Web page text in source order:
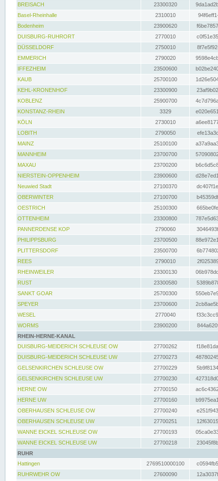
BREISACH
23300320
Basel-Rheinhalle
2310010
Bodenheim
23900620
DUISBURG-RUHRORT
2770010
DÜSSELDORF
2750010
EMMERICH
2790020
IFFEZHEIM
23500600
KAUB
25700100
KEHL-KRONENHOF
23300900
KOBLENZ
25900700
KONSTANZ-RHEIN
3329
KÖLN
2730010
LOBITH
2790050
MAINZ
25100100
MANNHEIM
23700700
MAXAU
23700200
NIERSTEIN-OPPENHEIM
23900600
Neuwied Stadt
27100370
OBERWINTER
27100700
OESTRICH
25100300
OTTENHEIM
23300800
PANNERDENSE KOP
2790060
PHILIPPSBURG
23700500
PLITTERSDORF
23500700
REES
2790010
RHEINWEILER
23300130
RUST
23300580
SANKT GOAR
25700300
SPEYER
23700600
WESEL
2770040
WORMS
23900200
RHEIN-HERNE-KANAL
DUISBURG-MEIDERICH SCHLEUSE OW
27700262
DUISBURG-MEIDERICH SCHLEUSE UW
27700273
GELSENKIRCHEN SCHLEUSE OW
27700229
GELSENKIRCHEN SCHLEUSE UW
27700230
HERNE OW
27700150
HERNE UW
27700160
OBERHAUSEN SCHLEUSE OW
27700240
OBERHAUSEN SCHLEUSE UW
27700251
WANNE EICKEL SCHLEUSE OW
27700193
WANNE EICKEL SCHLEUSE UW
27700218
RUHR
Hattingen
2769510000100
RUHRWEHR OW
27600090